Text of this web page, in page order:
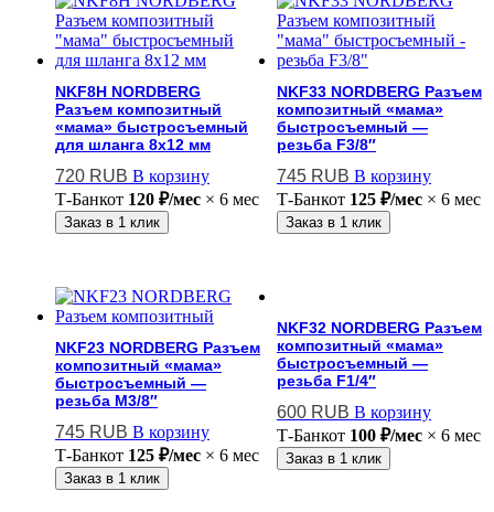
NKF8H NORDBERG
Разъем композитный
«мама» быстросъемный
для шланга 8х12 мм
720 RUB В корзину
Т-Банкот 120 ₽/мес × 6 мес
Заказ в 1 клик
NKF33 NORDBERG Разъем
композитный «мама»
быстросъемный —
резьба F3/8″
745 RUB В корзину
Т-Банкот 125 ₽/мес× 6 мес
Заказ в 1 клик
NKF23 NORDBERG Разъем
композитный «мама»
быстросъемный —
резьба M3/8″
745 RUB В корзину
Т-Банкот 125 ₽/мес × 6 мес
Заказ в 1 клик
NKF32 NORDBERG Разъем
композитный «мама»
быстросъемный —
резьба F1/4″
600 RUB В корзину
Т-Банкот 100 ₽/мес× 6 мес
Заказ в 1 клик